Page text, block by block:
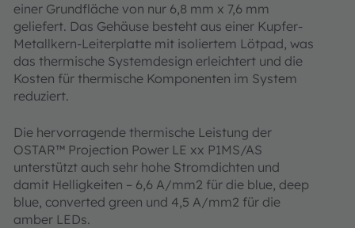
einer Grundfläche von nur 6,8 mm x 7,6 mm
geliefert. Das Gehäuse besteht aus einer Kupfer-
Metallkern-Leiterplatte mit isoliertem Lötpad, was
das thermische Systemdesign erleichtert und die
Kosten für thermische Komponenten im System
reduziert.
Die hervorragende thermische Leistung der
OSTAR™ Projection Power LE xx P1MS/AS
unterstützt auch sehr hohe Stromdichten und
damit Helligkeiten – 6,6 A/mm2 für die blue, deep
blue, converted green und 4,5 A/mm2 für die
amber LEDs.